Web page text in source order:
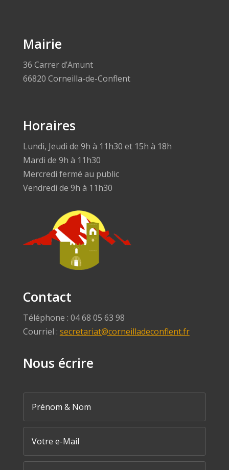
Mairie
36 Carrer d’Amunt
66820 Corneilla-de-Conflent
Horaires
Lundi, Jeudi de 9h à 11h30 et 15h à 18h
Mardi de 9h à 11h30
Mercredi fermé au public
Vendredi de 9h à 11h30
Contact
Téléphone : 04 68 05 63 98
Courriel : secretariat@corneilladeconflent.fr
Nous écrire